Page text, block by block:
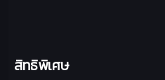
สิทธิพิเศษ